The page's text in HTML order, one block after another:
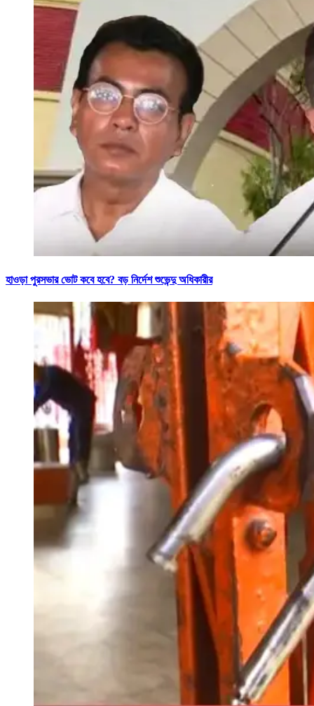
হাওড়া পুরসভার ভোট কবে হবে? বড় নির্দেশ শুভেন্দু অধিকারীর